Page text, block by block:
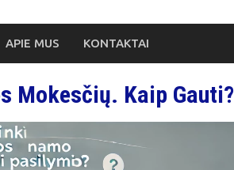
APIE MUS KONTAKTAI
Mokesčių. Kaip Gauti?